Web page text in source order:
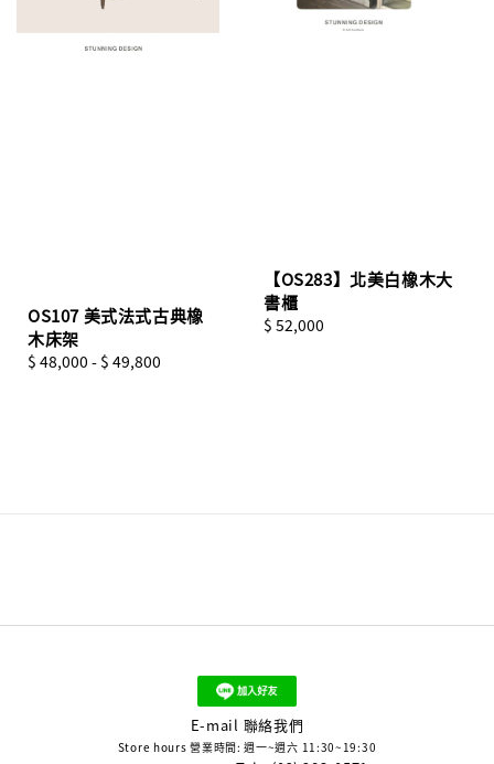
OS107 美式法式古典橡
木床架
Regular
$ 48,000 - $ 49,800
【OS283】北美白橡木大
書櫃
Regular
$ 52,000
E-mail 聯絡我們
Store hours 營業時間: 週一~週六 11:30~19:30